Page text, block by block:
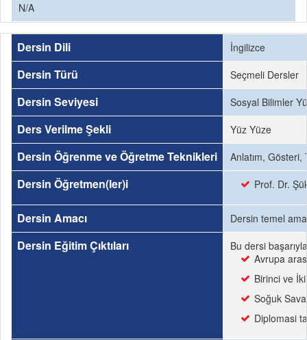
N/A
Dersin Dili İngilizce
Dersin Türü Seçmeli Dersler
Dersin Seviyesi Sosyal Bilimler
Ders Verilme Şekli Yüz Yüze
Dersin Öğrenme ve Öğretme Teknikleri Anlatım, Gösteri,
Dersin Öğretmen(ler)i Prof. Dr.
Dersin Amacı Dersin temel
Dersin Eğitim Çıktıları
Bu dersi
Avrupa
Birinci ve
Soğuk
Diplomasi